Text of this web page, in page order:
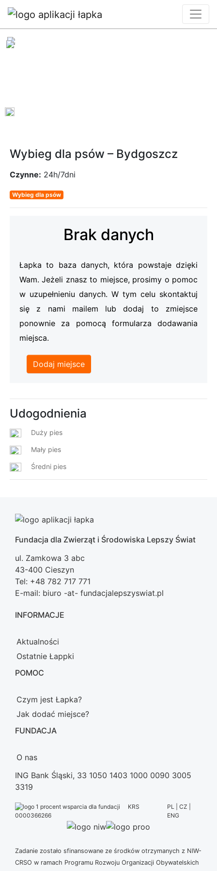
Wybieg dla psów – Bydgoszcz
Czynne: 24h/7dni
Wybieg dla psów
Brak danych
Łapka to baza danych, która powstaje dzięki
Wam. Jeżeli znasz to miejsce, prosimy o pomoc
w uzupełnieniu danych. W tym celu skontaktuj
się z nami mailem lub dodaj to zmiejsce
ponownie za pomocą formularza dodawania
miejsca.
Dodaj miejsce
Udogodnienia
Duży pies
Mały pies
Średni pies
Fundacja dla Zwierząt i Środowiska Lepszy Świat
ul. Zamkowa 3 abc
43-400 Cieszyn
Tel: +48 782 717 771
E-mail: biuro -at- fundacjalepszyswiat.pl
INFORMACJE
Aktualności
Ostatnie Łappki
POMOC
Czym jest Łapka?
Jak dodać miejsce?
FUNDACJA
O nas
ING Bank Śląski, 33 1050 1403 1000 0090 3005
3319
KRS
0000366266
PL | CZ |
ENG
Zadanie zostało sfinansowane ze środków otrzymanych z NIW-
CRSO w ramach Programu Rozwoju Organizacji Obywatelskich